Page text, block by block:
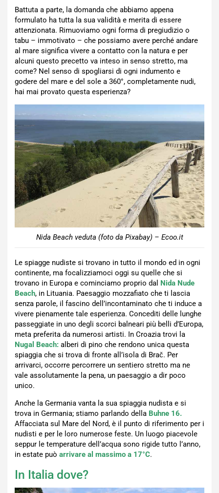
Battuta a parte, la domanda che abbiamo appena
formulato ha tutta la sua validità e merita di essere
attenzionata. Rimuoviamo ogni forma di pregiudizio o
tabu – immotivato – che possiamo avere perché andare
al mare significa vivere a contatto con la natura e per
alcuni questo precetto va inteso in senso stretto, ma
come? Nel senso di spogliarsi di ogni indumento e
godere del mare e del sole a 360°, completamente nudi,
hai mai provato questa esperienza?
Nida Beach veduta (foto da Pixabay) – Ecoo.it
Le spiagge nudiste si trovano in tutto il mondo ed in ogni
continente, ma focalizziamoci oggi su quelle che si
trovano in Europa e cominciamo proprio dal Nida Nude
Beach, in Lituania. Paesaggio mozzafiato che ti lascia
senza parole, il fascino dell’incontaminato che ti induce a
vivere pienamente tale esperienza. Concediti delle lunghe
passeggiate in uno degli scorci balneari più belli d’Europa,
meta preferita da numerosi artisti. In Croazia trovi la
Nugal Beach: alberi di pino che rendono unica questa
spiaggia che si trova di fronte all’isola di Brač. Per
arrivarci, occorre percorrere un sentiero stretto ma ne
vale assolutamente la pena, un paesaggio a dir poco
unico.
Anche la Germania vanta la sua spiaggia nudista e si
trova in Germania; stiamo parlando della Buhne 16.
Affacciata sul Mare del Nord, è il punto di riferimento per i
nudisti e per le loro numerose feste. Un luogo piacevole
seppur le temperature dell’acqua sono rigide tutto l’anno,
in estate può arrivare al massimo a 17°C.
In Italia dove?